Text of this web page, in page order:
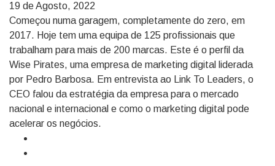
19 de Agosto, 2022
Começou numa garagem, completamente do zero, em
2017. Hoje tem uma equipa de 125 profissionais que
trabalham para mais de 200 marcas. Este é o perfil da
Wise Pirates, uma empresa de marketing digital liderada
por Pedro Barbosa. Em entrevista ao Link To Leaders, o
CEO falou da estratégia da empresa para o mercado
nacional e internacional e como o marketing digital pode
acelerar os negócios.